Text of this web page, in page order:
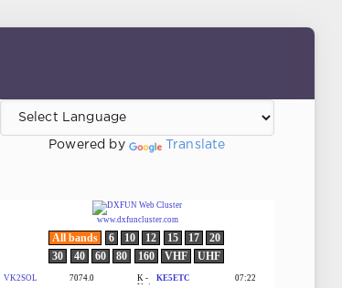
Powered by Translate